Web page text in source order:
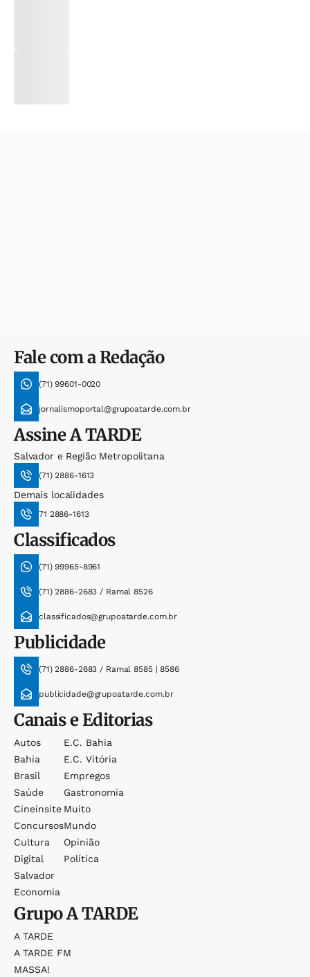
Fale com a Redação
(71) 99601-0020
jornalismoportal@grupoatarde.com.br
AssineA TARDE
Salvador e Região Metropolitana
(71) 2886-1613
Demais localidades
71 2886-1613
Classificados
(71) 99965-8961
(71) 2886-2683 / Ramal 8526
classificados@grupoatarde.com.br
Publicidade
(71) 2886-2683 / Ramal 8585 | 8586
publicidade@grupoatarde.com.br
Canais e Editorias
Autos
Bahia
Brasil
Saúde
Cineinsite
Concursos
Cultura
Digital
Salvador
Economia
E.c. Bahia
E.c. Vitória
Empregos
Gastronomia
Muito
Mundo
Opinião
Política
GrupoA TARDE
A TARDE
A TARDE FM
MASSA!